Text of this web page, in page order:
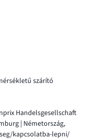
szárító
Handelsgesellschaft
| Németország,
kapcsolatba-lepni/